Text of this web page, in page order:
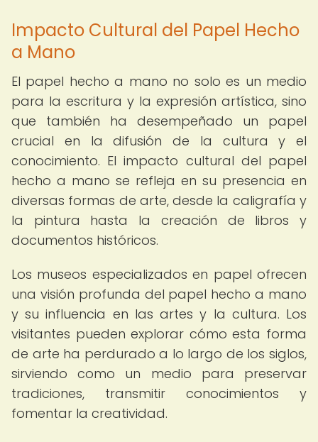
Impacto Cultural del Papel Hecho
a Mano
El papel hecho a mano no solo es un medio
para la escritura y la expresión artística, sino
que también ha desempeñado un papel
crucial en la difusión de la cultura y el
conocimiento. El impacto cultural del papel
hecho a mano se refleja en su presencia en
diversas formas de arte, desde la caligrafía y
la pintura hasta la creación de libros y
documentos históricos.
Los museos especializados en papel ofrecen
una visión profunda del papel hecho a mano
y su influencia en las artes y la cultura. Los
visitantes pueden explorar cómo esta forma
de arte ha perdurado a lo largo de los siglos,
sirviendo como un medio para preservar
tradiciones, transmitir conocimientos y
fomentar la creatividad.